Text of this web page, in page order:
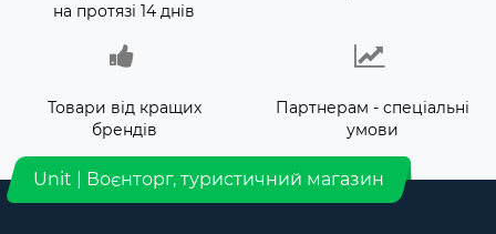
на протязі 14 днів
Товари від кращих
брендів
Партнерам - спеціальні
умови
Unit | Воєнторг, туристичний магазин